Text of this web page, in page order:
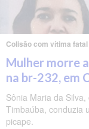
Colisão com vítima fatal
Mulher morre
na br-232, em
Sônia Maria da
Timbaúba, conduzia
picape.